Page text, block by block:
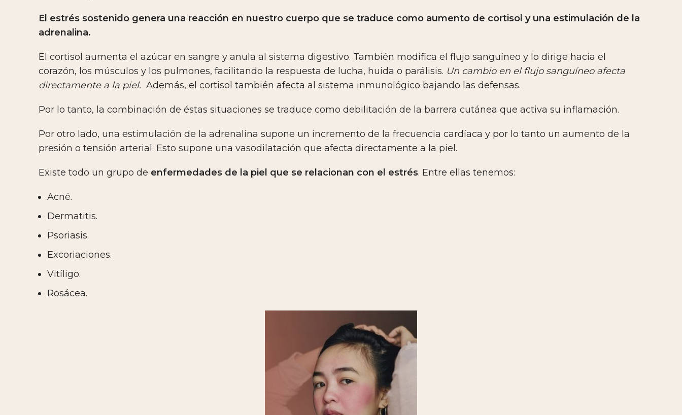
El estrés sostenido genera una reacción en nuestro cuerpo que se traduce como aumento de cortisol y una estimulación de la
adrenalina.
El cortisol aumenta el azúcar en sangre y anula al sistema digestivo. También modifica el flujo sanguíneo y lo dirige hacia el
corazón, los músculos y los pulmones, facilitando la respuesta de lucha, huida o parálisis. Un cambio en el flujo sanguíneo afecta
directamente a la piel. Además, el cortisol también afecta al sistema inmunológico bajando las defensas.
Por lo tanto, la combinación de éstas situaciones se traduce como debilitación de la barrera cutánea que activa su inflamación.
Por otro lado, una estimulación de la adrenalina supone un incremento de la frecuencia cardíaca y por lo tanto un aumento de la
presión o tensión arterial. Esto supone una vasodilatación que afecta directamente a la piel.
Existe todo un grupo de enfermedades de la piel que se relacionan con el estrés. Entre ellas tenemos:
Acné.
Dermatitis.
Psoriasis.
Excoriaciones.
Vitíligo.
Rosácea.